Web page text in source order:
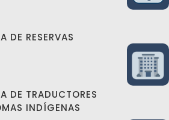
DE RESERVAS
DE TRADUCTORES
INDÍGENAS